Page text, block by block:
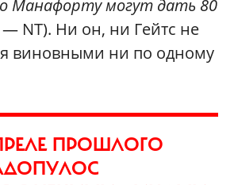
Манафорту могут дать 80
— NT). Ни он, ни Гейтс не
виновными ни по одному
ПРОШЛОГО